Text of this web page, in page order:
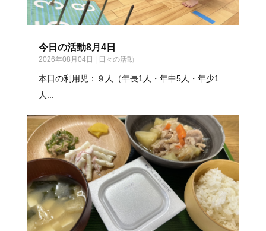
今日の活動8月4日
2026年08月04日 | 日々の活動
本日の利用児：９人（年長1人・年中5人・年少1
人...